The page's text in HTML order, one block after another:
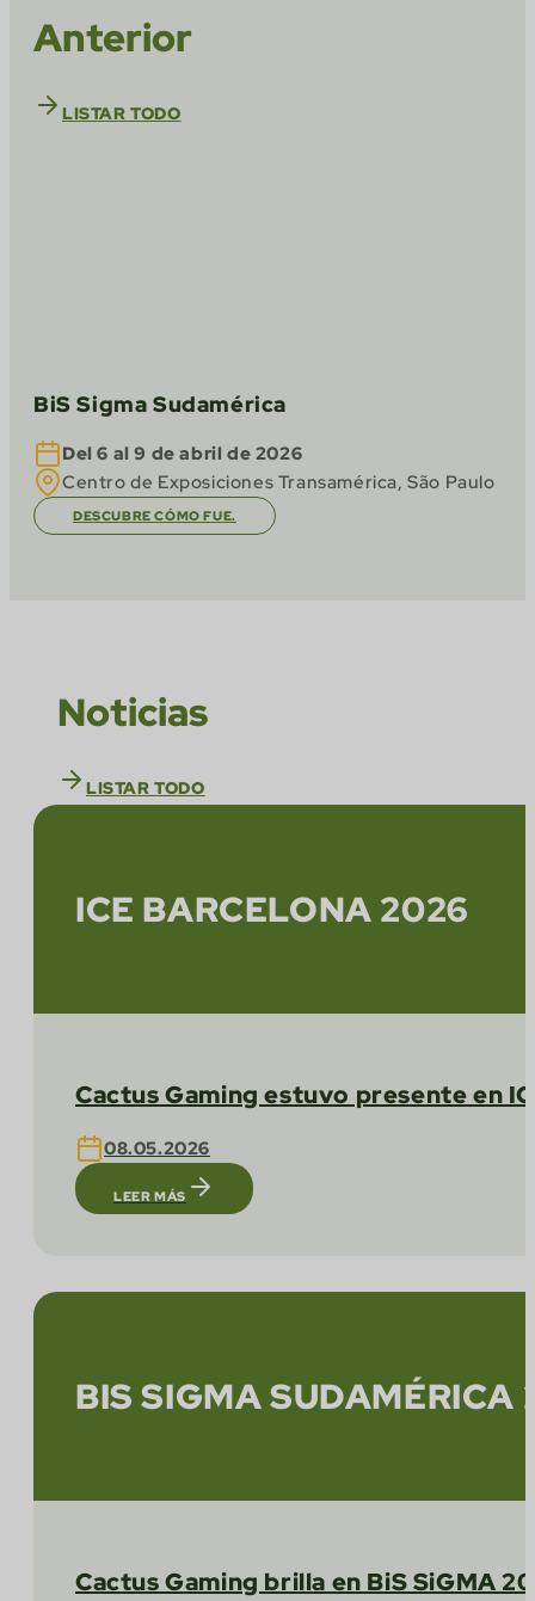
Anterior
LISTAR TODO
BiS Sigma Sudamérica
Del 6 al 9 de abril de 2026
Centro de Exposiciones Transamérica, São Paulo
DESCUBRE CÓMO FUE.
Noticias
LISTAR TODO
ICE BARCELONA 2026
Cactus Gaming estuvo presente en
08.05.2026
LEER MÁS
BIS SIGMA SUDAMÉRICA
Cactus Gaming brilla en BiS SiGMA